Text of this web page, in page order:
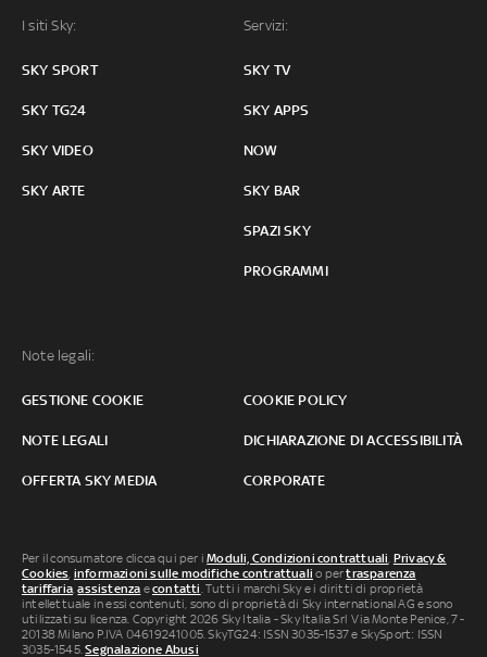
I siti Sky:
SKY SPORT
SKY TG24
SKY VIDEO
SKY ARTE
Servizi:
SKY TV
SKY APPS
NOW
SKY BAR
SPAZI SKY
PROGRAMMI
Note legali:
GESTIONE COOKIE COOKIE POLICY
NOTE LEGALI DICHIARAZIONE DI ACCESSIBILITÀ
OFFERTA SKY MEDIA CORPORATE
Per il consumatore clicca qui per iModuli, Condizioni contrattuali, Privacy &
Cookies, informazioni sulle modifiche contrattuali o pertrasparenza
tariffaria,assistenza econtatti. Tutti i marchi Sky e i diritti di proprietà
intellettuale in essi contenuti, sono di proprietà di Sky international AG e sono
utilizzati su licenza. Copyright 2026 Sky Italia - Sky Italia Srl Via Monte Penice, 7 -
20138 Milano P.IVA 04619241005. SkyTG24: ISSN 3035-1537 e SkySport: ISSN
3035-1545.Segnalazione Abusi